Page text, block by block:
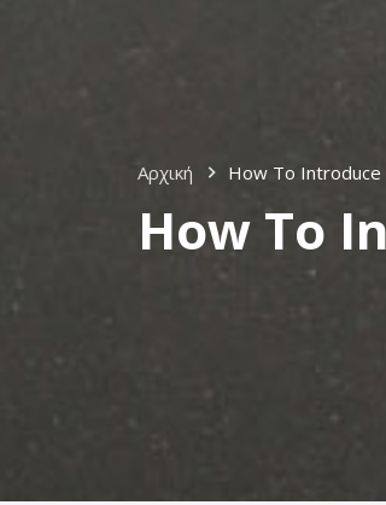
Αρχική How To Introduce
How To